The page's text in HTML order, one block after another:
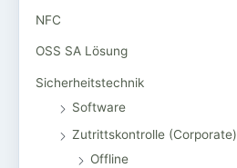
NFC
OSS SA Lösung
Sicherheitstechnik
Software
Zutrittskontrolle (Corporate)
Offline